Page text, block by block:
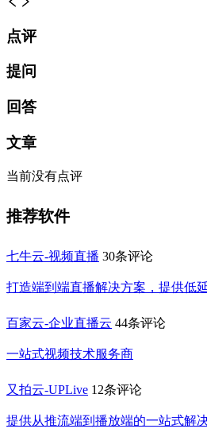
点评
提问
回答
文章
当前没有点评
推荐软件
七牛云-视频直播 30条评论
打造端到端直播解决方案，提供低
百家云-企业直播云 44条评论
一站式视频技术服务商
又拍云-UPLive 12条评论
提供从推流端到播放端的一站式解